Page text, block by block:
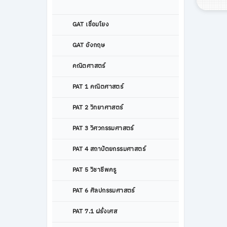
GAT เชื่อมโยง
GAT อังกฤษ
คณิตศาสตร์
PAT 1 คณิตศาสตร์
PAT 2 วิทยาศาสตร์
PAT 3 วิศวกรรมศาสตร์
PAT 4 สถาปัตยกรรมศาสตร์
PAT 5 วิชาชีพครู
PAT 6 ศิลปกรรมศาสตร์
PAT 7.1 ฝรั่งเศส